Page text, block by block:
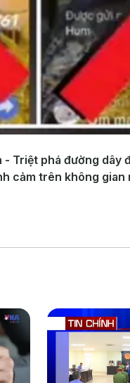
Triệt phá đường
cảm trên không gian